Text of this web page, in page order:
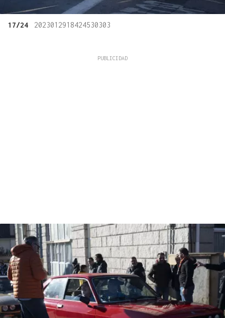
17/24 2023012918424530303